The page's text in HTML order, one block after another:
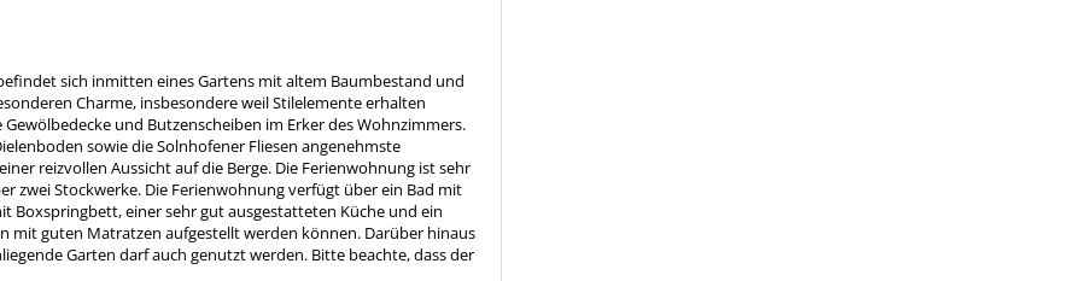
sich inmitten eines Gartens mit altem Baumbestand und
Charme, insbesondere weil Stilelemente erhalten
und Butzenscheiben im Erker des Wohnzimmers.
sowie die Solnhofener Fliesen angenehmste
reizvollen Aussicht auf die Berge. Die Ferienwohnung ist sehr
zwei Stockwerke. Die Ferienwohnung verfügt über ein Bad mit
Boxspringbett, einer sehr gut ausgestatteten Küche und ein
mit guten Matratzen aufgestellt werden können. Darüber hinaus
Garten darf auch genutzt werden. Bitte beachte, dass der